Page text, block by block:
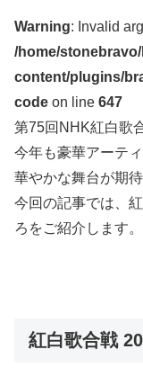
Warning: Invalid
/home/
content/plugins/
code on line 647
第75回NHK紅白歌
今年も豪華アーテ
華やかな舞台が期待
今回の記事では、
ろをご紹介します。
紅白歌合戦